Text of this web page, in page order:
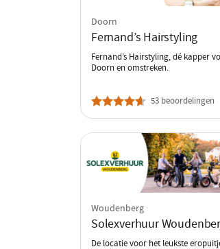
Doorn
Fernand’s Hairstyling
Fernand’s Hairstyling, dé kapper
Doorn en omstreken.
53 beoordelingen
Woudenberg
Solexverhuur
De locatie voor het leukste